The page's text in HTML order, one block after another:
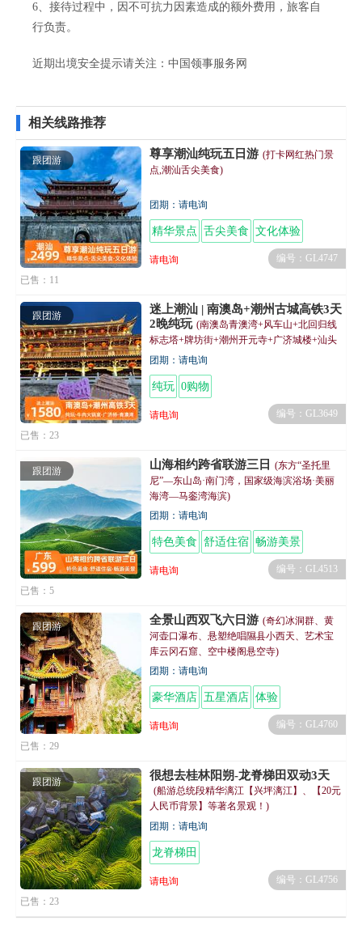
6、接待过程中，因不可抗力因素造成的额外费用，旅客自
行负责。
近期出境安全提示请关注： 中国领事服务网
相关线路推荐
跟团游 尊享潮汕纯玩五日游 (打卡网红热门景
点,潮汕舌尖美食)
团期：请电询
精华景点 舌尖美食 文化体验
请电询
编号：GL4747
已售：11
跟团游
迷上潮汕 | 南澳岛+潮州古城高铁3天
2晚纯玩 (南澳岛青澳湾+风车山+北回归线
标志塔+牌坊街+潮州开元寺+广济城楼+汕头
小公园)
团期：请电询
纯玩 0购物
请电询
编号：GL3649
已售：23
跟团游 山海相约跨省联游三日 (东方“圣托里
尼”—东山岛·南门湾，国家级海滨浴场·美丽
海湾—马銮湾海滨)
团期：请电询
特色美食 舒适住宿 畅游美景
请电询
编号：GL4513
已售：5
跟团游 全景山西双飞六日游 (奇幻冰洞群、黄
河壶口瀑布、悬塑绝唱隰县小西天、艺术宝
库云冈石窟、空中楼阁悬空寺)
团期：请电询
豪华酒店 五星酒店 体验
请电询
编号：GL4760
已售：29
跟团游 很想去桂林阳朔-龙脊梯田双动3天
(船游总统段精华漓江【兴坪漓江】、【20元
人民币背景】等著名景观！)
团期：请电询
龙脊梯田
请电询
编号：GL4756
已售：23